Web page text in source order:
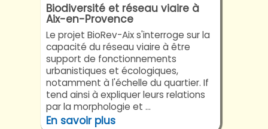
Biodiversité et réseau viaire à
Aix-en-Provence
Le projet BioRev-Aix s'interroge sur la
capacité du réseau viaire à être
support de fonctionnements
urbanistiques et écologiques,
notamment à l'échelle du quartier. If
tend ainsi à expliquer leurs relations
par la morphologie et ...
En savoir plus